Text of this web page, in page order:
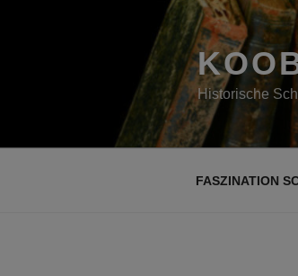
Historische
FASZINATION